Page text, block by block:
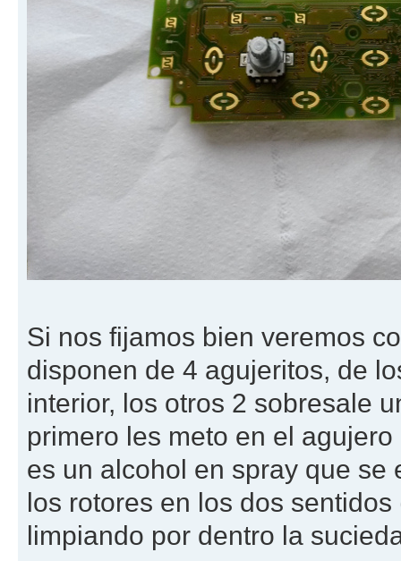
Si nos fijamos bien veremos
disponen de 4 agujeritos, de
interior, los otros 2 sobresale
primero les meto en el
es un alcohol en spray que
los rotores en los dos
limpiando por dentro la